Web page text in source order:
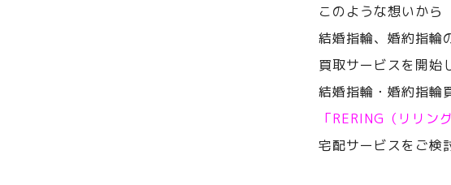
このような想いから
結婚指輪、婚約指輪
買取サービスを開始
結婚指輪・婚約指輪
「RERING（リリン
宅配サービスをご検